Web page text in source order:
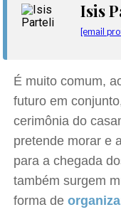
Isis
[email
É muito comum,
futuro em
cerimônia do
pretende morar e
para a chegada
também surgem
forma de